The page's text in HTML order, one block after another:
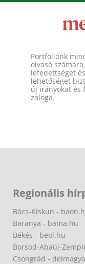
Portfóliónk
olvasó
lefedettséget
lehetőséget
új irányokat és
záloga.
Regionális
Bács-Kiskun -
Baranya - bama.hu
Békés - beol.hu
Borsod-Abaúj-
Csongrád -